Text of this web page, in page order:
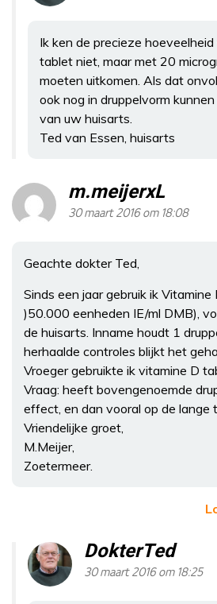
Ik ken de precieze
tablet niet, maar met 20
moeten uitkomen. Als dat
ook nog in druppelvorm
van uw huisarts.
Ted van Essen, huisarts
m.meijerxL
30 maart 2016 om 18:08
Geachte dokter Ted,
Sinds een jaar gebruik ik Vitamine
)50.000 eenheden IE/ml DMB),
de huisarts. Inname houdt 1
herhaalde controles blijkt het
Vroeger gebruikte ik vitamine D
Vraag: heeft bovengenoemde
effect, en dan vooral op de lange
Vriendelijke groet,
M.Meijer,
Zoetermeer.
DokterTed
30 maart 2016 om 18:25